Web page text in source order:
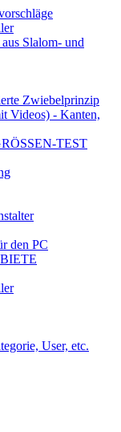
Slalom- und
Zwiebelprinzip
Videos) - Kanten,
TEST
den PC
User, etc.